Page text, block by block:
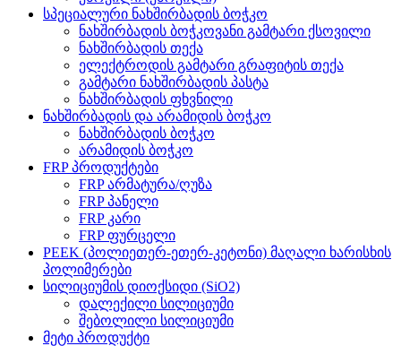
სპეციალური ნახშირბადის ბოჭკო
ნახშირბადის ბოჭკოვანი გამტარი ქსოვილი
ნახშირბადის თექა
ელექტროდის გამტარი გრაფიტის თექა
გამტარი ნახშირბადის პასტა
ნახშირბადის ფხვნილი
ნახშირბადის და არამიდის ბოჭკო
ნახშირბადის ბოჭკო
არამიდის ბოჭკო
FRP პროდუქტები
FRP არმატურა/ღუზა
FRP პანელი
FRP კარი
FRP ფურცელი
PEEK (პოლიეთერ-ეთერ-კეტონი) მაღალი ხარისხის
პოლიმერები
სილიციუმის დიოქსიდი (SiO2)
დალექილი სილიციუმი
შებოლილი სილიციუმი
მეტი პროდუქტი